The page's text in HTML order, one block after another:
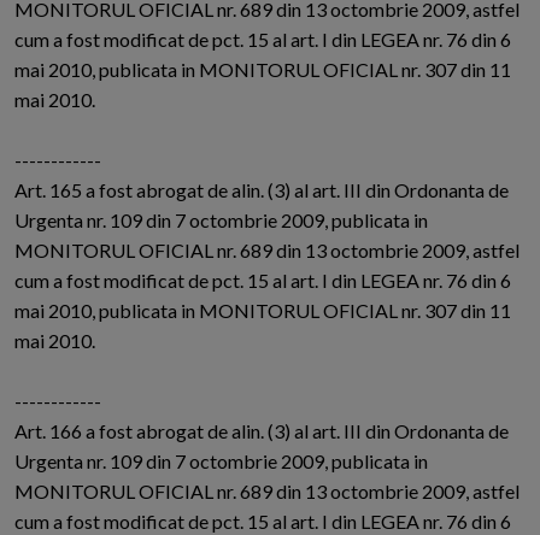
MONITORUL OFICIAL nr. 689 din 13 octombrie 2009, astfel
cum a fost modificat de pct. 15 al art. I din LEGEA nr. 76 din 6
mai 2010, publicata in MONITORUL OFICIAL nr. 307 din 11
mai 2010.
------------
Art. 165 a fost abrogat de alin. (3) al art. III din Ordonanta de
Urgenta nr. 109 din 7 octombrie 2009, publicata in
MONITORUL OFICIAL nr. 689 din 13 octombrie 2009, astfel
cum a fost modificat de pct. 15 al art. I din LEGEA nr. 76 din 6
mai 2010, publicata in MONITORUL OFICIAL nr. 307 din 11
mai 2010.
------------
Art. 166 a fost abrogat de alin. (3) al art. III din Ordonanta de
Urgenta nr. 109 din 7 octombrie 2009, publicata in
MONITORUL OFICIAL nr. 689 din 13 octombrie 2009, astfel
cum a fost modificat de pct. 15 al art. I din LEGEA nr. 76 din 6